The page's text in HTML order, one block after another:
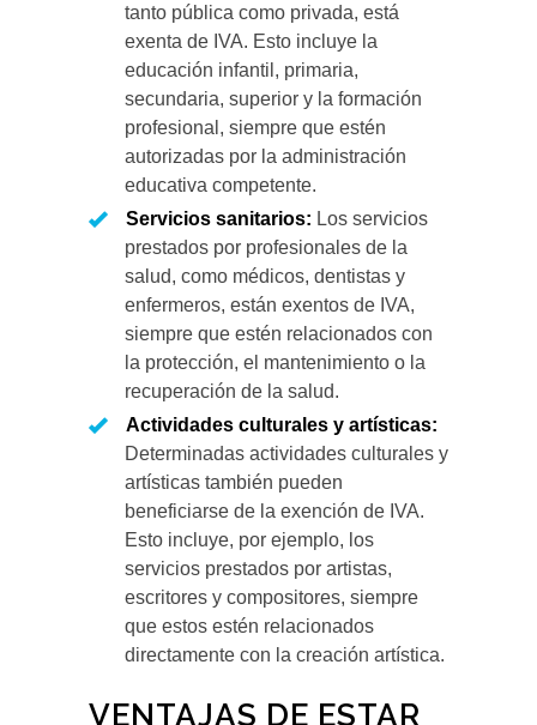
tanto pública como privada, está
exenta de IVA. Esto incluye la
educación infantil, primaria,
secundaria, superior y la formación
profesional, siempre que estén
autorizadas por la administración
educativa competente.
Servicios sanitarios: Los servicios
prestados por profesionales de la
salud, como médicos, dentistas y
enfermeros, están exentos de IVA,
siempre que estén relacionados con
la protección, el mantenimiento o la
recuperación de la salud.
Actividades culturales y artísticas:
Determinadas actividades culturales y
artísticas también pueden
beneficiarse de la exención de IVA.
Esto incluye, por ejemplo, los
servicios prestados por artistas,
escritores y compositores, siempre
que estos estén relacionados
directamente con la creación artística.
VENTAJAS DE ESTAR